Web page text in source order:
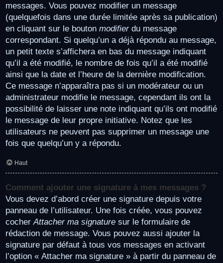
messages. Vous pouvez modifier un message
(quelquefois dans une durée limitée après sa publication)
en cliquant sur le bouton modifierdu message
correspondant. Si quelqu’un a déjà répondu au message,
un petit texte s’affichera en bas du message indiquant
qu’il a été modifié, le nombre de fois qu’il a été modifié
ainsi que la date et l’heure de la dernière modification.
Ce message n’apparaîtra pas si un modérateur ou un
administrateur modifie le message, cependant ils ont la
possibilité de laisser une note indiquant qu’ils ont modifié
le message de leur propre initiative. Notez que les
utilisateurs ne peuvent pas supprimer un message une
fois que quelqu’un y a répondu.
Haut
Comment ajouter une signature à mes messages ?
Vous devez d’abord créer une signature depuis votre
panneau de l’utilisateur. Une fois créée, vous pouvez
cocherAttacher ma signature sur le formulaire de
rédaction de message. Vous pouvez aussi ajouter la
signature par défaut à tous vos messages en activant
l’option « Attacher ma signature » à partir du panneau de